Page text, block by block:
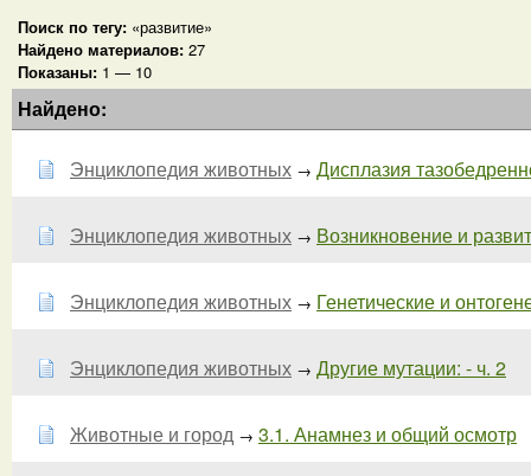
Поиск по тегу: «развитие»
Найдено материалов: 27
Показаны: 1 — 10
Найдено:
Энциклопедия животных → Дисплазия
Энциклопедия животных → Возникновение и
Энциклопедия животных → Генетические и
Энциклопедия животных → Другие мутации: - ч. 2
Животные и город → 3.1. Анамнез и общий осмотр